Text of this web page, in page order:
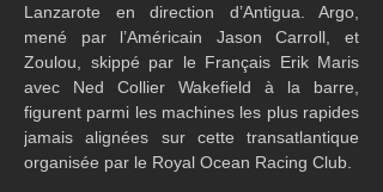
Lanzarote en direction d’Antigua. Argo,
mené par l’Américain Jason Carroll, et
Zoulou, skippé par le Français Erik Maris
avec Ned Collier Wakefield à la barre,
figurent parmi les machines les plus rapides
jamais alignées sur cette transatlantique
organisée par le Royal Ocean Racing Club.